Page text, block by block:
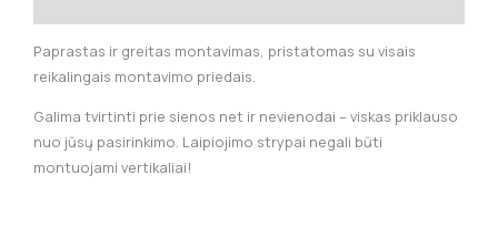
Paprastas ir greitas montavimas, pristatomas su visais
reikalingais montavimo priedais.
Galima tvirtinti prie sienos net ir nevienodai – viskas priklauso
nuo jūsų pasirinkimo. Laipiojimo strypai negali būti
montuojami vertikaliai!